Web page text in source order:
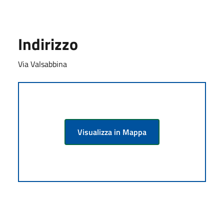
Indirizzo
Via Valsabbina
Visualizza in Mappa